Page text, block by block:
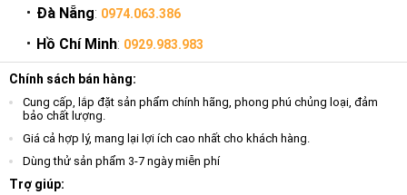
Đà Nẵng: 0974.063.386
Hồ Chí Minh: 0929.983.983
Chính sách bán hàng:
Cung cấp, lắp đặt sản phẩm chính hãng, phong phú chủng loại, đảm
bảo chất lượng.
Giá cả hợp lý, mang lại lợi ích cao nhất cho khách hàng.
Dùng thử sản phẩm 3-7 ngày miễn phí
Trợ giúp: